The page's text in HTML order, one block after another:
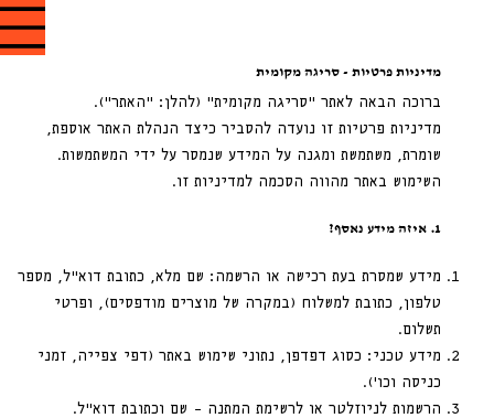
מדיניות פרטיות - סריגה מקומית
ברוכה הבאה לאתר “סריגה מקומית” (להלן: “האתר”).
מדיניות פרטיות זו נועדה להסביר כיצד הנהלת האתר אוספת,
שומרת, משתמשת ומגנה על המידע שנמסר על ידי המשתמשות.
השימוש באתר מהווה הסכמה למדיניות זו.
1. איזה מידע נאסף?
מידע שמסרת בעת רכישה או הרשמה: שם מלא, כתובת דוא”ל, מספר
טלפון, כתובת למשלוח (במקרה של מוצרים מודפסים), ופרטי
תשלום.
מידע טכני: כסוג דפדפן, נתוני שימוש באתר (דפי צפייה, זמני
כניסה וכו’).
הרשמות לניוזלטר או לרשימת המתנה – שם וכתובת דוא”ל.